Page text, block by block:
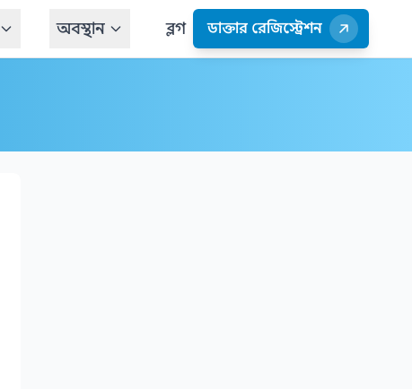
অবস্থান ব্লগ ডাক্তার রেজিস্ট্রেশন